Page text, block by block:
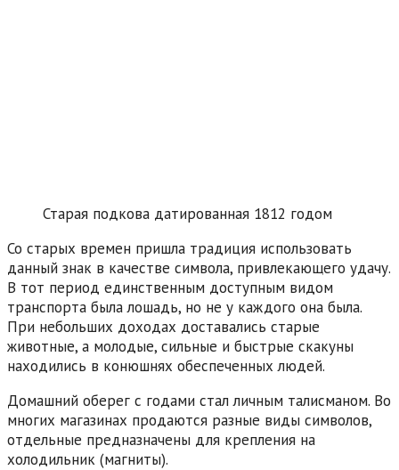
Старая подкова датированная 1812 годом
Со старых времен пришла традиция использовать
данный знак в качестве символа, привлекающего удачу.
В тот период единственным доступным видом
транспорта была лошадь, но не у каждого она была.
При небольших доходах доставались старые
животные, а молодые, сильные и быстрые скакуны
находились в конюшнях обеспеченных людей.
Домашний оберег с годами стал личным талисманом. Во
многих магазинах продаются разные виды символов,
отдельные предназначены для крепления на
холодильник (магниты).